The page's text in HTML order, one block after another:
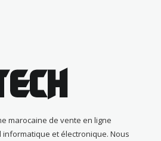
marocaine de vente en ligne
et électronique. Nous